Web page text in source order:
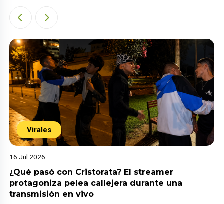
Virales
16 Jul 2026
¿Qué pasó con Cristorata? El streamer
protagoniza pelea callejera durante una
transmisión en vivo